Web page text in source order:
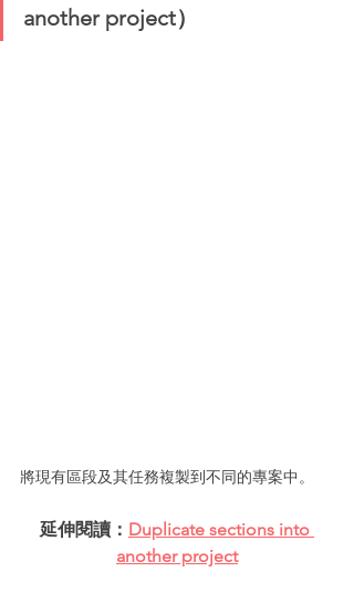
another project）
將現有區段及其任務複製到不同的專案中。
延伸閱讀： Duplicate sections into
another project